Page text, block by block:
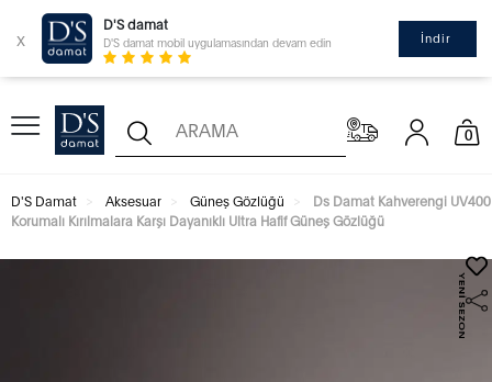
x
D'S damat
D'S damat mobil uygulamasından devam edin İndir
0
D'S Damat Aksesuar Güneş Gözlüğü
Ds Damat Kahverengi UV400
Korumalı Kırılmalara Karşı Dayanıklı Ultra Hafif Güneş Gözlüğü